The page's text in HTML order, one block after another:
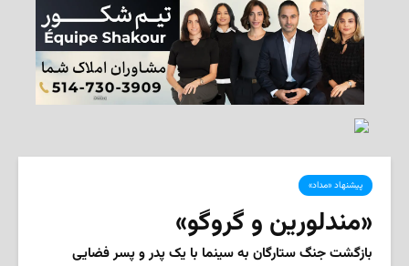
پیشنهاد «مداد»
«مندلورین و گروگو»
بازگشت جنگ ستارگان به سینما با یک پدر و پسر فضایی